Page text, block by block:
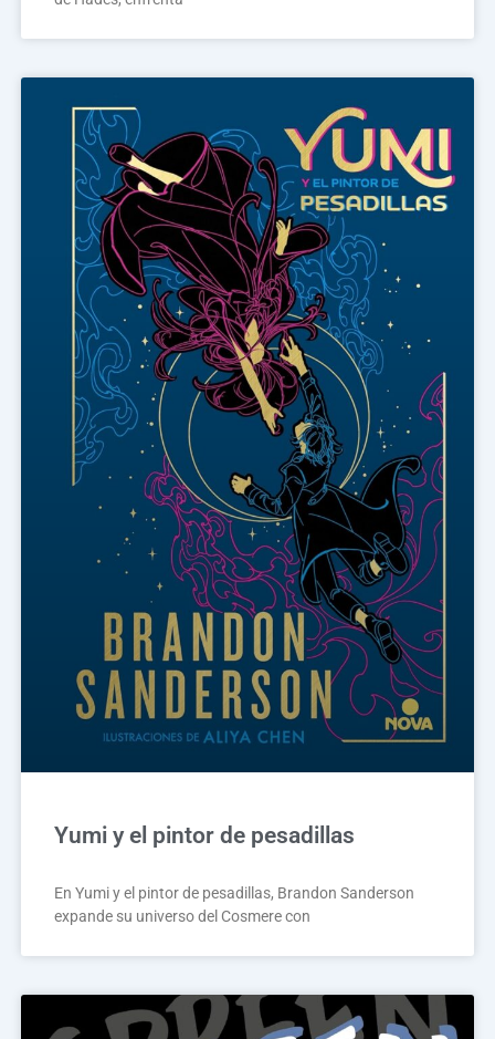
Yumi y el pintor de pesadillas
En Yumi y el pintor de pesadillas, Brandon Sanderson
expande su universo del Cosmere con